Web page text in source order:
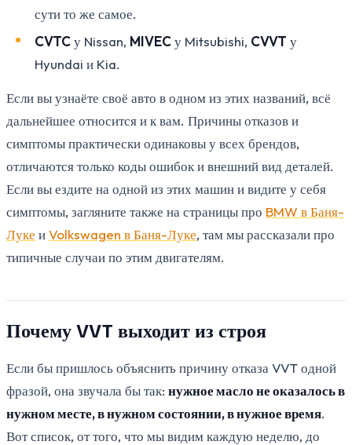
сути то же самое.
CVTCу Nissan, MIVECу Mitsubishi, CVVT у
Hyundai и Kia.
Если вы узнаёте своё авто в одном из этих названий, всё
дальнейшее относится и к вам. Причины отказов и
симптомы практически одинаковы у всех брендов,
отличаются только коды ошибок и внешний вид деталей.
Если вы ездите на одной из этих машин и видите у себя
симптомы, загляните также на страницы про BMW в Баня-
Луке иVolkswagen в Баня-Луке, там мы рассказали про
типичные случаи по этим двигателям.
Почему VVT выходит из строя
Если бы пришлось объяснить причину отказа VVT одной
фразой, она звучала бы так: нужное масло не оказалось в
нужном месте, в нужном состоянии, в нужное время.
Вот список, от того, что мы видим каждую неделю, до